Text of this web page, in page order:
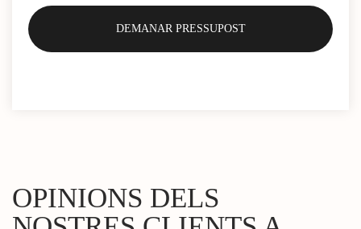
OPINIONS DELS